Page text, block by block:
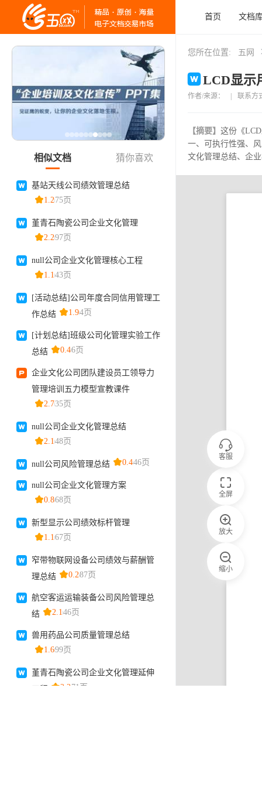
首页 文档
您所在位置: 五网
LCD显示
作者/来源： 联系方
【摘要】 这份《
一、可执行性强、
文化管理总结、企
客服
全屏
放大
缩小